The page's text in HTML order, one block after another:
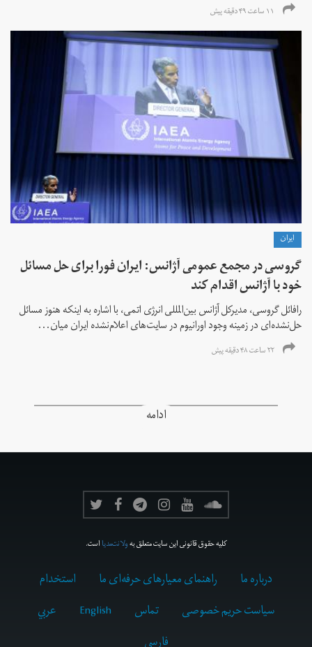
۱۱ ساعت ۴۹ دقیقه پیش
ايران
گروسی در مجمع عمومی آژانس: ایران فورا برای حل مسائل
خود با آژانس اقدام کند
رافائل گروسی، مدیرکل آژانس بین‌المللی انرژی اتمی، با اشاره به اینکه هنوز مسائل
حل‌نشده‌ای در زمینه وجود اورانیوم در سایت‌های اعلام‌نشده ایران میان...
۲۲ ساعت ۴۸ دقیقه پیش
ادامه
کلیه حقوق قانونی این سایت متعلق بهولانت‌مدیااست.
درباره ما راهنمای معیارهای حرفه‌ای ما
استخدام
سیاست حریم خصوصی
تماس English
عربي